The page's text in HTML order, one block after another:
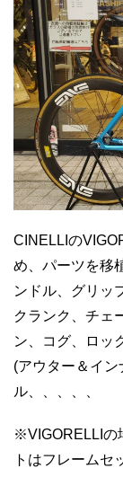
CINELLIの
め、パーツを移
ンドル、グリッ
クランク、チェ
ン、コグ、ロッ
(アウター＆イ
ル、、、、、
※VIGORELLIの
トはフレームセ